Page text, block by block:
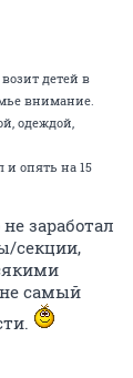
детей в
внимание.
одеждой,
и опять на 15
заработал
секции,
самый